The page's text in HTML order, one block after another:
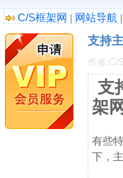
C/S框架网 | 网站导航 |
支持
作者:C/
支
架网
有些
下，